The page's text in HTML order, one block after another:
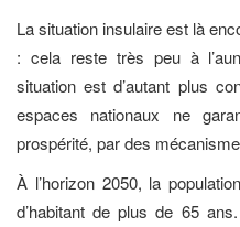
La situation insulaire est là
: cela reste très peu à
situation est d’autant plus
espaces nationaux ne
prospérité, par des
À l’horizon 2050, la
d’habitant de plus de 65